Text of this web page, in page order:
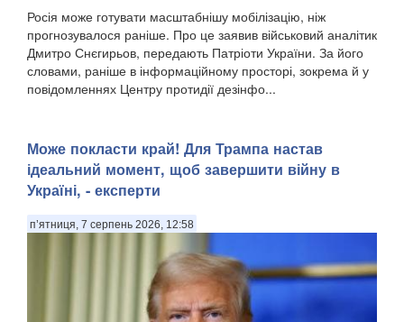
Росія може готувати масштабнішу мобілізацію, ніж
прогнозувалося раніше. Про це заявив військовий аналітик
Дмитро Снєгирьов, передають Патріоти України. За його
словами, раніше в інформаційному просторі, зокрема й у
повідомленнях Центру протидії дезінфо...
Може покласти край! Для Трампа настав
ідеальний момент, щоб завершити війну в
Україні, - експерти
п’ятниця, 7 серпень 2026, 12:58